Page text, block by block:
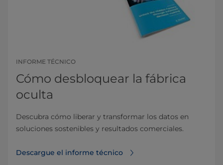
INFORME TÉCNICO
Cómo desbloquear la fábrica
oculta
Descubra cómo liberar y transformar los datos en
soluciones sostenibles y resultados comerciales.
Descargue el informe técnico